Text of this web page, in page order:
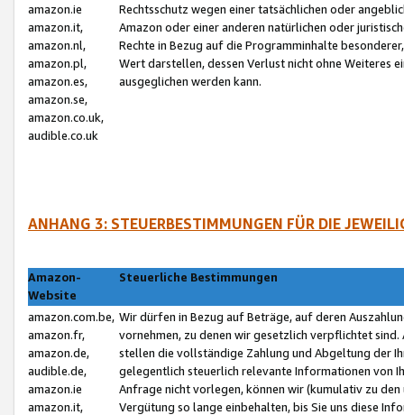
amazon.ie
amazon.it,
amazon.nl,
amazon.pl,
amazon.es,
amazon.se,
amazon.co.uk,
audible.co.uk
Rechtsschutz wegen einer tatsächlichen oder
Amazon oder einer anderen natürlichen oder
Rechte in Bezug auf die Programminhalte
Wert darstellen, dessen Verlust nicht ohne Weiteres
ausgeglichen werden kann.
ANHANG 3: STEUERBESTIMMUNGEN FÜR DIE
Amazon-
Website
Steuerliche Bestimmungen
amazon.com.be,
amazon.fr,
amazon.de,
audible.de,
amazon.ie
amazon.it,
Wir dürfen in Bezug auf Beträge, auf deren
vornehmen, zu denen wir gesetzlich verpflichtet
stellen die vollständige Zahlung und Abgeltung der
gelegentlich steuerlich relevante Informationen von
Anfrage nicht vorlegen, können wir (kumulativ zu
Vergütung so lange einbehalten, bis Sie uns diese